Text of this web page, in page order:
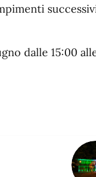
dalle 15:00